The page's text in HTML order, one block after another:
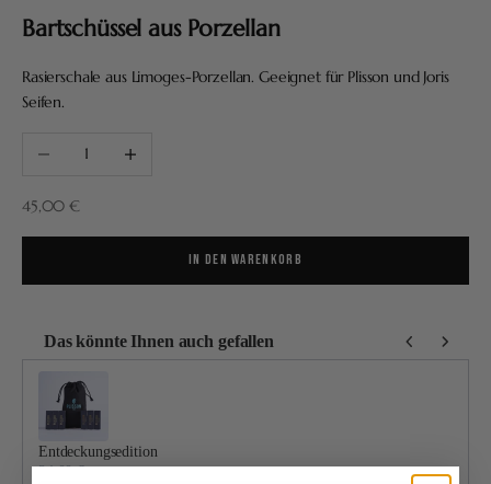
Bartschüssel aus Porzellan
Rasierschale aus Limoges-Porzellan. Geeignet für Plisson und Joris
Seifen.
Anzahl verringern
Angebot
45,00 €
IN DEN WARENKORB
Das könnte Ihnen auch gefallen
Entdeckungsedition
24,00 €